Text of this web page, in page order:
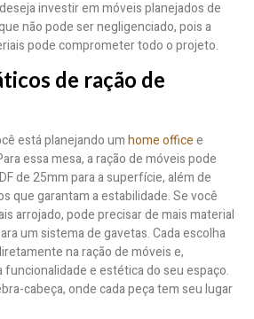
investir em móveis planejados de
não pode ser negligenciado, pois a
pode comprometer todo o projeto.
de ração de
está planejando umhome officee
essa mesa, a ração de móveis pode
de 25mm para a superfície, além de
que garantam a estabilidade. Se você
arrojado, pode precisar de mais material
um sistema de gavetas. Cada escolha
na ração de móveis e,
e estética do seu espaço.
cabeça, onde cada peça tem seu lugar